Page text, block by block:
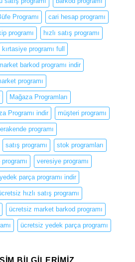
Programı cari hesap programı
programı hızlı satış programı
kırtasiye programı full
barkod programı indir
programı
Mağaza Programları
Programı indir müşteri programı
programı
satış programı stok programları
veresiye programı
yedek parça programı indir
hızlı satış programı
ücretsiz market barkod programı
ücretsiz yedek parça programı